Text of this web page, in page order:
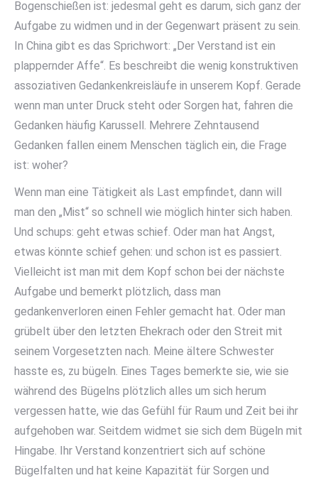
Bogenschießen ist: jedesmal geht es darum, sich ganz der
Aufgabe zu widmen und in der Gegenwart präsent zu sein.
In China gibt es das Sprichwort: „Der Verstand ist ein
plappernder Affe“. Es beschreibt die wenig konstruktiven
assoziativen Gedankenkreisläufe in unserem Kopf. Gerade
wenn man unter Druck steht oder Sorgen hat, fahren die
Gedanken häufig Karussell. Mehrere Zehntausend
Gedanken fallen einem Menschen täglich ein, die Frage
ist: woher?
Wenn man eine Tätigkeit als Last empfindet, dann will
man den „Mist“ so schnell wie möglich hinter sich haben.
Und schups: geht etwas schief. Oder man hat Angst,
etwas könnte schief gehen: und schon ist es passiert.
Vielleicht ist man mit dem Kopf schon bei der nächste
Aufgabe und bemerkt plötzlich, dass man
gedankenverloren einen Fehler gemacht hat. Oder man
grübelt über den letzten Ehekrach oder den Streit mit
seinem Vorgesetzten nach. Meine ältere Schwester
hasste es, zu bügeln. Eines Tages bemerkte sie, wie sie
während des Bügelns plötzlich alles um sich herum
vergessen hatte, wie das Gefühl für Raum und Zeit bei ihr
aufgehoben war. Seitdem widmet sie sich dem Bügeln mit
Hingabe. Ihr Verstand konzentriert sich auf schöne
Bügelfalten und hat keine Kapazität für Sorgen und